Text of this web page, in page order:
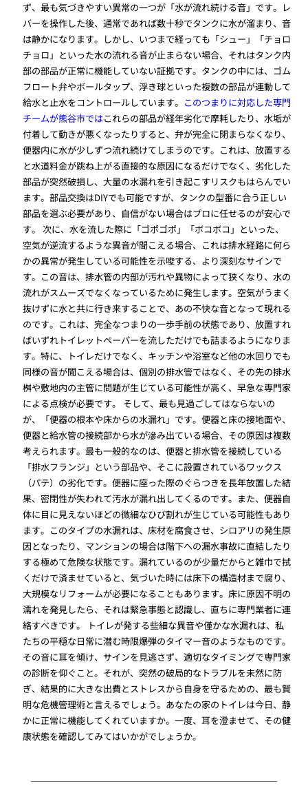
ず、最も気づきやすい異常の一つが「水が流れ続ける音」です。レ
バーを操作した後、通常であれば数十秒でタンクに水が溜まり、音
は静かになります。しかし、いつまで経っても「シュー」「チョロ
チョロ」といった水の流れる音が止まらない場合、それはタンク内
部の部品が正常に機能していない証拠です。タンクの中には、ゴム
フロート弁やボールタップ、浮き球といった複数の部品が連動して
給水と止水をコントロールしています。 このつまりに対応した専門
チームが熊谷市ではこれらの部品が経年劣化で摩耗したり、水垢が
付着して動きが悪くなったりすると、弁が完全に閉まらなくなり、
便器内に水が少しずつ流れ続けてしまうのです。これは、放置する
と水道料金が跳ね上がる直接的な原因になるだけでなく、劣化した
部品が突然破損し、大量の水漏れを引き起こすリスクもはらんでい
ます。部品交換はDIYでも可能ですが、タンクの型番に合う正しい
部品を選ぶ必要があり、自信がない場合はプロに任せるのが安心で
す。 次に、水を流した際に「ゴポゴポ」「ボコボコ」といった、
空気が逆流するような異音が聞こえる場合、これは排水経路に何ら
かの異常が発生している可能性を示唆する、より深刻なサインで
す。この音は、排水管の内部が汚れや異物によって狭くなり、水の
流れがスムーズでなくなっているために発生します。空気がうまく
抜けずに水と共に行き来することで、あの不快な音となって現れる
のです。これは、完全なつまりの一歩手前の状態であり、放置すれ
ばいずれトイレットペーパーを流しただけでも詰まるようになりま
す。特に、トイレだけでなく、キッチンや浴室など他の水回りでも
同様の音が聞こえる場合は、個別の排水管ではなく、その先の排水
桝や敷地内の主管に問題が生じている可能性が高く、早急な専門家
による点検が必要です。 そして、最も見過ごしてはならないの
が、「便器の根本や床からの水漏れ」です。便器と床の接地面や、
便器と給水管の接続部から水が滲み出ている場合、その原因は複数
考えられます。最も一般的なのは、便器と排水管を接続している
「排水フランジ」という部品や、そこに設置されているワックス
（パテ）の劣化です。便器に座った際のぐらつきを長年放置した結
果、密閉性が失われて汚水が漏れ出してくるのです。また、便器自
体に目に見えないほどの微細なひび割れが生じている可能性もあり
ます。このタイプの水漏れは、床材を腐食させ、シロアリの発生原
因となったり、マンションの場合は階下への漏水事故に直結したり
する極めて危険な状態です。漏れているのが少量だからと雑巾で拭
くだけで済ませていると、気づいた時には床下の構造材まで腐り、
大規模なリフォームが必要になることもあります。床に原因不明の
濡れを発見したら、それは緊急事態と認識し、直ちに専門業者に連
絡すべきです。 トイレが発する些細な異音や僅かな水漏れは、私
たちの平穏な日常に潜む時限爆弾のタイマー音のようなものです。
その音に耳を傾け、サインを見逃さず、適切なタイミングで専門家
の診断を仰ぐこと。それが、突然の破局的なトラブルを未然に防
ぎ、結果的に大きな出費とストレスから自身を守るための、最も賢
明な危機管理術と言えるでしょう。あなたの家のトイレは今日、静
かに正常に機能してくれていますか。一度、耳を澄ませて、その健
康状態を確認してみてはいかがでしょうか。